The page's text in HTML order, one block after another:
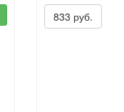
833 руб.